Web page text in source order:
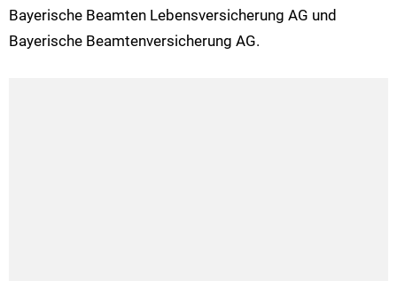
Bayerische Beamten Lebensversicherung AG und
Bayerische Beamtenversicherung AG.